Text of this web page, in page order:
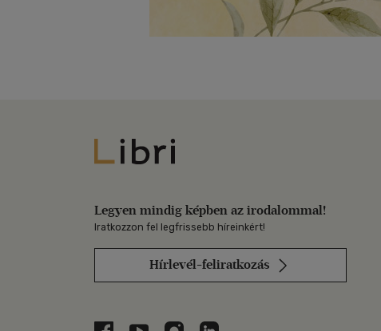
Libri
Legyen mindig képben az irodalommal!
Iratkozzon fel legfrissebb híreinkért!
Hírlevél-feliratkozás